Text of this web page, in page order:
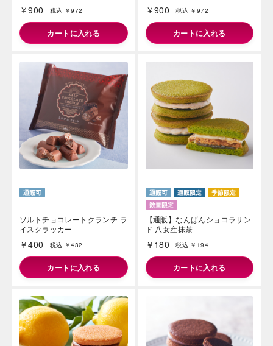
￥900 税込 ￥972
カートに入れる
￥900 税込 ￥972
カートに入れる
ソルトチョコレートクランチ ラ
イスクラッカー
￥400 税込 ￥432
カートに入れる
【通販】なんばんショコラサン
ド 八女産抹茶
￥180 税込 ￥194
カートに入れる